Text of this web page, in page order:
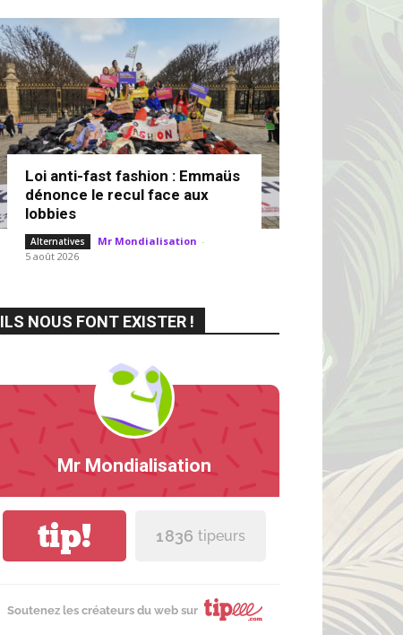
Loi anti-fast fashion : Emmaüs
dénonce le recul face aux
lobbies
Alternatives Mr Mondialisation -
5 août 2026
ILS NOUS FONT EXISTER !
Mr Mondialisation
tip! 1 836 tipeurs
Soutenez les créateurs du web sur